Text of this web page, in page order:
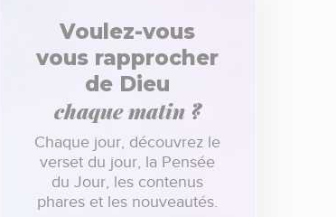
Voulez-vous
vous rapprocher
de Dieu
chaque matin ?
Chaque jour, découvrez le
verset du jour, la Pensée
du Jour, les contenus
phares et les nouveautés.